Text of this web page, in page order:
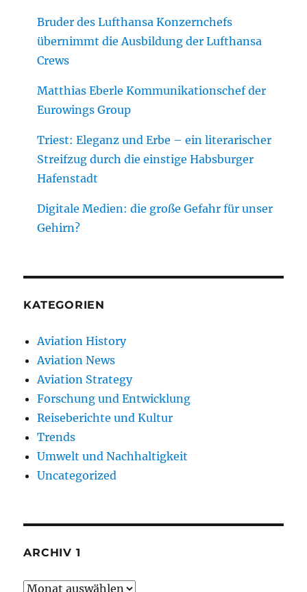
Bruder des Lufthansa Konzernchefs
übernimmt die Ausbildung der Lufthansa
Crews
Matthias Eberle Kommunikationschef der
Eurowings Group
Triest: Eleganz und Erbe – ein literarischer
Streifzug durch die einstige Habsburger
Hafenstadt
Digitale Medien: die große Gefahr für unser
Gehirn?
KATEGORIEN
Aviation History
Aviation News
Aviation Strategy
Forschung und Entwicklung
Reiseberichte und Kultur
Trends
Umwelt und Nachhaltigkeit
Uncategorized
ARCHIV 1
Archiv